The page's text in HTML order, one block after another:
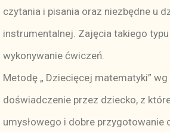
czytania i pisania oraz niezbędne u
instrumentalnej. Zajęcia takiego
wykonywanie ćwiczeń.
Metodę „ Dziecięcej matematyki”
doświadczenie przez dziecko, z
umysłowego i dobre